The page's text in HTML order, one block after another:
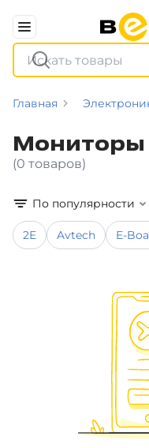
Главная
Мониторы
(0 товаров)
По популярности
2E Avtech E-